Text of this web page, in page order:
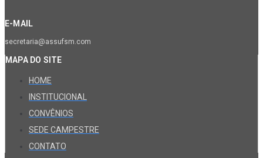
E-MAIL
secretaria@assufsm.com
MAPA DO SITE
HOME
INSTITUCIONAL
CONVÊNIOS
SEDE CAMPESTRE
CONTATO